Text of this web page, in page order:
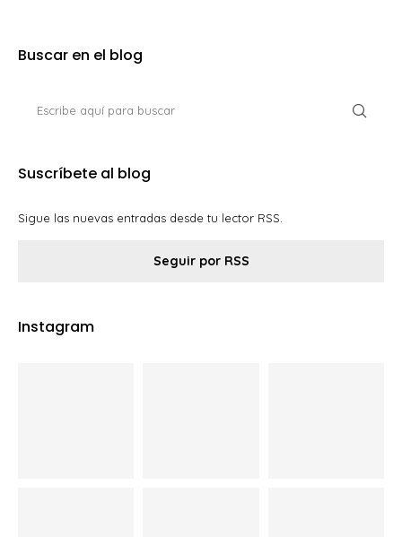
Buscar en el blog
Suscríbete al blog
Sigue las nuevas entradas desde tu lector RSS.
Seguir por RSS
Instagram